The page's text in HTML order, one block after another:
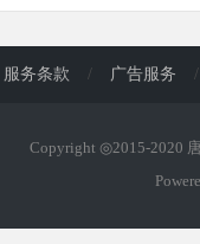
服务条款 / 广告服务 /
Copyright ◎2015-2020